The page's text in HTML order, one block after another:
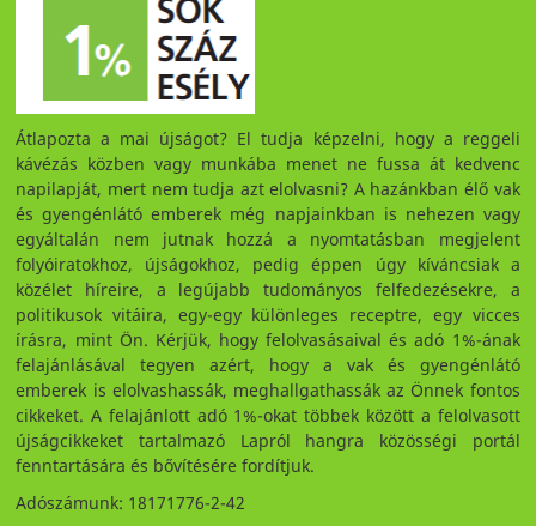
Átlapozta a mai újságot? El tudja képzelni, hogy a reggeli
kávézás közben vagy munkába menet ne fussa át kedvenc
napilapját, mert nem tudja azt elolvasni? A hazánkban élő vak
és gyengénlátó emberek még napjainkban is nehezen vagy
egyáltalán nem jutnak hozzá a nyomtatásban megjelent
folyóiratokhoz, újságokhoz, pedig éppen úgy kíváncsiak a
közélet híreire, a legújabb tudományos felfedezésekre, a
politikusok vitáira, egy-egy különleges receptre, egy vicces
írásra, mint Ön. Kérjük, hogy felolvasásaival és adó 1%-ának
felajánlásával tegyen azért, hogy a vak és gyengénlátó
emberek is elolvashassák, meghallgathassák az Önnek fontos
cikkeket. A felajánlott adó 1%-okat többek között a felolvasott
újságcikkeket tartalmazó Lapról hangra közösségi portál
fenntartására és bővítésére fordítjuk.
Adószámunk: 18171776-2-42